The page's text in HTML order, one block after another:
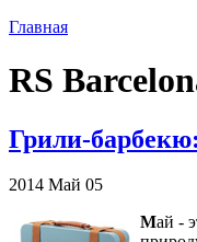
Главная
RS
Грили-
2014 Май 05
Май -